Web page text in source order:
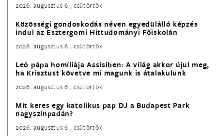
2026. augusztus 6., csütörtök
Közösségi gondoskodás néven egyedülálló képzés
indul az Esztergomi Hittudományi Főiskolán
2026. augusztus 6., csütörtök
Leó pápa homíliája Assisiben: A világ akkor újul meg,
ha Krisztust követve mi magunk is átalakulunk
2026. augusztus 6., csütörtök
Mit keres egy katolikus pap DJ a Budapest Park
nagyszínpadán?
2026. augusztus 6., csütörtök